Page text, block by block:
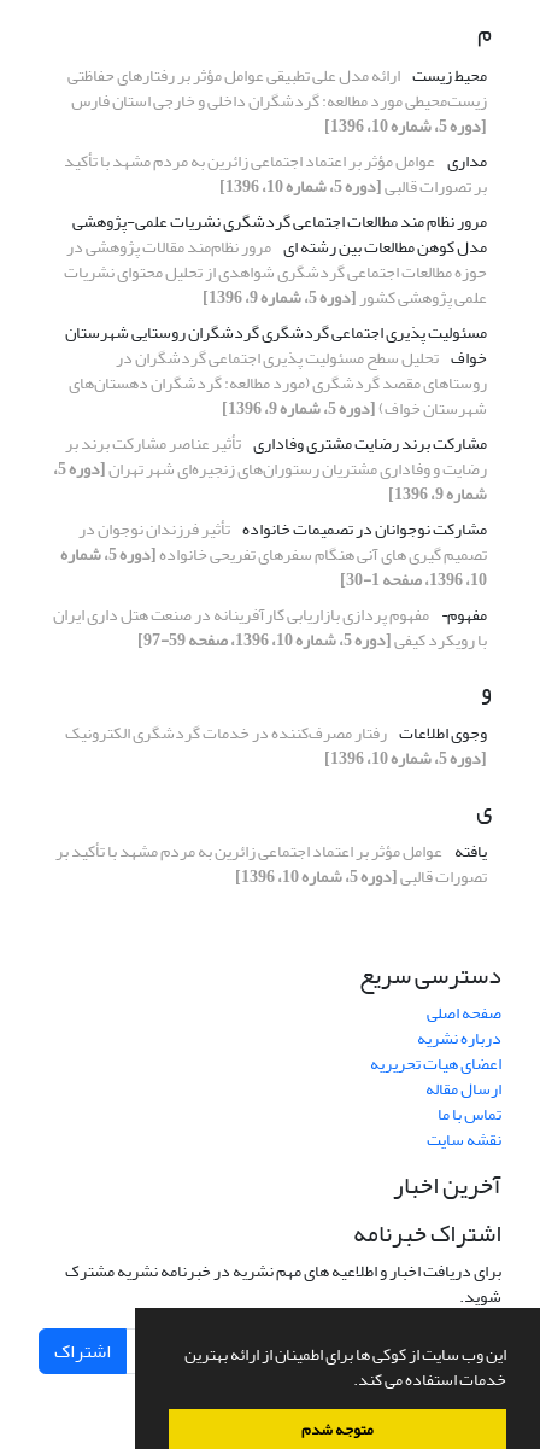
این وب سایت از کوکی ها برای اطمینان از ارائه بهترین
خدمات استفاده می کند.
متوجه شدم
م
محیط زیست ارائه مدل علی تطبیقی عوامل مؤثر بر رفتارهای حفاظتی
زیست‌محیطی مورد مطالعه: گردشگران داخلی و خارجی استان فارس
[دوره 5، شماره 10، 1396]
مداری عوامل مؤثر بر اعتماد اجتماعی زائرین به مردم مشهد با تأکید
بر تصورات قالبی[دوره 5، شماره 10، 1396]
مرور نظام مند مطالعات اجتماعی گردشگری نشریات علمی-پژوهشی
مدل کوهن مطالعات بین رشته ای مرور نظام‌مند مقالات پژوهشی در
حوزه مطالعات اجتماعی گردشگری شواهدی از تحلیل محتوای نشریات
علمی پژوهشی کشور[دوره 5، شماره 9، 1396]
مسئولیت پذیری اجتماعی گردشگری گردشگران روستایی شهرستان
خواف تحلیل سطح مسئولیت پذیری اجتماعی گردشگران در
روستاهای مقصد گردشگری (مورد مطالعه: گردشگران دهستان‌های
شهرستان خواف)[دوره 5، شماره 9، 1396]
مشارکت برند رضایت مشتری وفاداری تأثیر عناصر مشارکت برند بر
رضایت و وفاداری مشتریان رستوران‌های زنجیره‌ای شهر تهران [دوره 5،
شماره 9، 1396]
مشارکت نوجوانان در تصمیمات خانواده تأثیر فرزندان نوجوان در
تصمیم گیری های آنی هنگام سفرهای تفریحی خانواده [دوره 5، شماره
10، 1396، صفحه 1-30]
مفهوم¬ مفهوم پردازی بازاریابی کارآفرینانه در صنعت هتل داری ایران
با رویکرد کیفی[دوره 5، شماره 10، 1396، صفحه 59-97]
و
وجوی اطلاعات رفتار مصرف‌کننده در خدمات گردشگری الکترونیک
[دوره 5، شماره 10، 1396]
ی
یافته عوامل مؤثر بر اعتماد اجتماعی زائرین به مردم مشهد با تأکید بر
تصورات قالبی[دوره 5، شماره 10، 1396]
دسترسی سریع
صفحه اصلی
درباره نشریه
اعضای هیات تحریریه
ارسال مقاله
تماس با ما
نقشه سایت
آخرین اخبار
اشتراک خبرنامه
برای دریافت اخبار و اطلاعیه های مهم نشریه در خبرنامه نشریه مشترک
شوید.
اشتراک